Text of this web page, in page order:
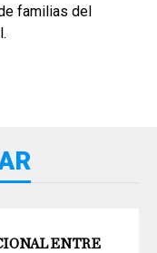
familias del
ENTRE